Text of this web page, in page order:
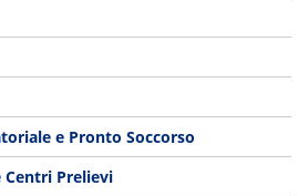
e Pronto Soccorso
Prelievi